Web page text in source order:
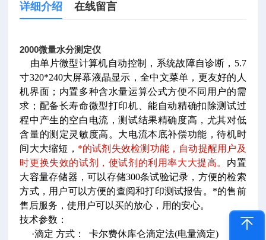
详细介绍 在线留言
2000微量水分测定仪
由单片微型计算机自动控制，系统故障自诊断，5.7
寸320*240大屏幕液晶显示，全中文菜单，更友好的人
机界面；内置多种含水量运算公式方便不同用户的需
求；配备长寿命微型打印机、能自动精确扣除测试过
程中产生的空白电流，测试结果精确度高，尤其对低
含量的测定灵敏度高。大电流本底补偿功能，待机时
间大大缩短， *的试剂失效检测功能，自动提醒用户及
时更换失效的试剂，使试剂的利用率大大提高。 内置
大容量存储器，可以存储300条试验记录，方便的检索
方式，用户可以方便的查阅和打印测试报告。*的售前
售后服务，使用户可以买的放心，用的安心。
技术参数：
·滴定 方式： 卡尔费休库仑滴定法(电量滴定)